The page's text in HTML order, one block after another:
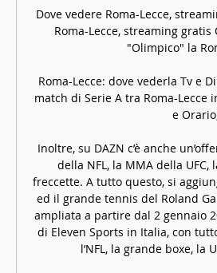
Dove vedere Roma-Lecce,
Roma-Lecce, streaming gratis
"Olimpico" la
Roma-Lecce: dove vederla Tv e
match di Serie A tra Roma-Lecce
e
Inoltre, su DAZN c’è anche
della NFL, la MMA della
freccette. A tutto questo, si
ed il grande tennis del Roland
ampliata a partire dal 2 gennaio
di Eleven Sports in Italia, con
l’NFL, la grande boxe,